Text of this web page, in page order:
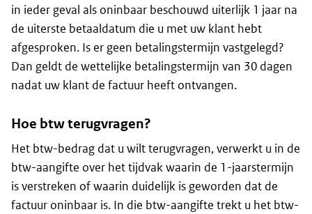
in ieder geval als oninbaar beschouwd uiterlijk 1 jaar na
de uiterste betaaldatum die u met uw klant hebt
afgesproken. Is er geen betalingstermijn vastgelegd?
Dan geldt de wettelijke betalingstermijn van 30 dagen
nadat uw klant de factuur heeft ontvangen.
Hoe btw terugvragen?
Het btw-bedrag dat u wilt terugvragen, verwerkt u in de
btw-aangifte over het tijdvak waarin de 1-jaarstermijn
is verstreken of waarin duidelijk is geworden dat de
factuur oninbaar is. In die btw-aangifte trekt u het btw-